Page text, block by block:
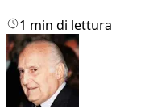
1 min di lettura